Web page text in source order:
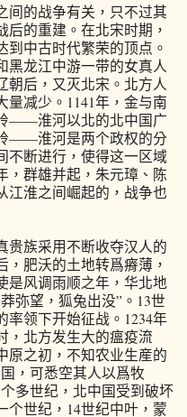
间的战争有关，只不过其
的重建。在北宋时期，
到中古时代繁荣的顶点。
黑龙江中游一带的女真人
朝后，又灭北宋。北方人
量减少。1141年，金与南
——淮河以北的北中国广
——淮河是两个政权的分
不断进行，使得这一区域
，群雄并起，朱元璋、陈
江淮之间崛起的，战争也
贵族采用不断收夺汉人的
肥沃的土地转爲瘠薄，
是风调雨顺之年，华北地
弥望，狐兔出没”。13世
领下开始征战。1234年
，北方发生大的瘟疫流
原之初，不知农业生産的
，可悉空其人以爲牧
多世纪，北中国受到破坏
个世纪，14世纪中叶，蒙